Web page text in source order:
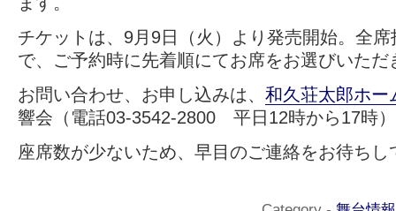
チケットは、9月9日（火）より発売開始。全
で、ご予約時に先着順にてお席をお選びいただ
お問い合わせ、お申し込みは、 和久荘太郎ホー
響会（電話03-3542-2800 平日12時から17時
座席数が少ないため、早目のご連絡をお待ちし